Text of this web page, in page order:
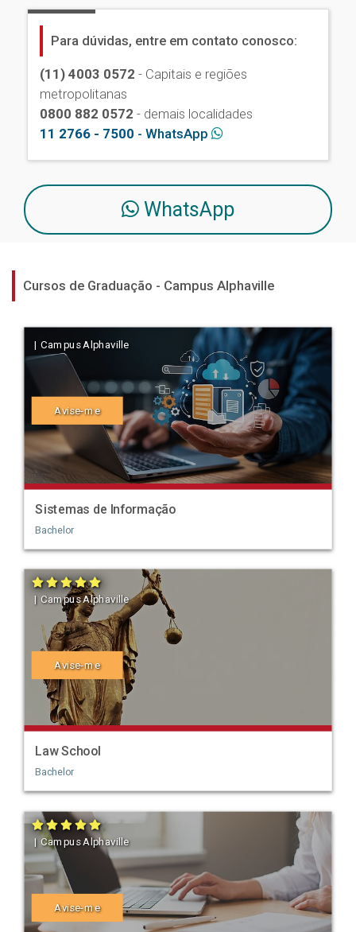
Para dúvidas, entre em contato conosco:
(11) 4003 0572 - Capitais e regiões
metropolitanas
0800 882 0572 - demais localidades
11 2766 - 7500 - WhatsApp
WhatsApp
Cursos de Graduação - Campus Alphaville
| Campus Alphaville
Avise-me
Sistemas de Informação
Bachelor
| Campus Alphaville
Avise-me
Law School
Bachelor
| Campus Alphaville
Avise-me